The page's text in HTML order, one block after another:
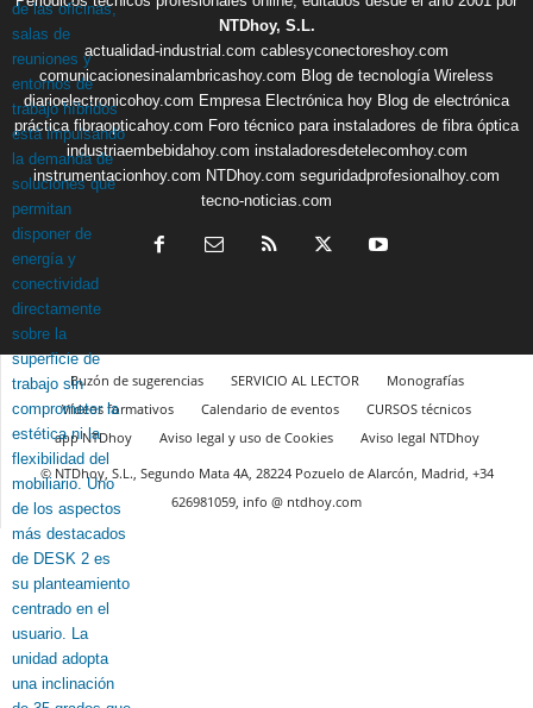
NTDhoy, S.L.
actualidad-industrial.com cablesyconectoreshoy.com
comunicacionesinalambricashoy.com Blog de tecnología Wireless
diarioelectronicohoy.com Empresa Electrónica hoy Blog de electrónica
práctica fibraopticahoy.com Foro técnico para instaladores de fibra óptica
industriaembebidahoy.com instaladoresdetelecomhoy.com
instrumentacionhoy.com NTDhoy.com seguridadprofesionalhoy.com
tecno-noticias.com
Buzón de sugerencias SERVICIO AL LECTOR
Monografías
Vídeos formativos
Calendario de eventos
CURSOS técnicos
app NTDhoy
Aviso legal y uso de Cookies
Aviso legal NTDhoy
© NTDhoy, S.L., Segundo Mata 4A, 28224 Pozuelo de Alarcón, Madrid, +34
626981059, info @ ntdhoy.com